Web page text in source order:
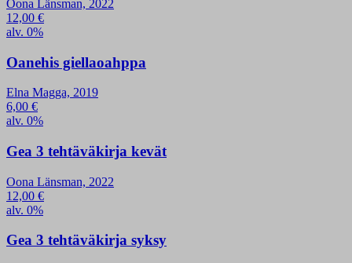
Oona Länsman, 2022
12,00 €
alv. 0%
Oanehis giellaoahppa
Elna Magga, 2019
6,00 €
alv. 0%
Gea 3 tehtäväkirja kevät
Oona Länsman, 2022
12,00 €
alv. 0%
Gea 3 tehtäväkirja syksy